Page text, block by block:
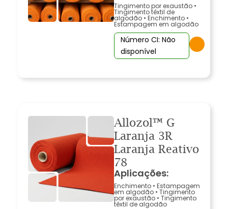
Tingimento por exaustão •
Tingimento têxtil de
algodão • Enchimento •
Estampagem em algodão
Número CI: Não
disponível
Allozol™ G
Laranja 3R
Laranja Reativo
78
Aplicações:
Enchimento • Estampagem
em algodão • Tingimento
por exaustão • Tingimento
têxtil de algodão